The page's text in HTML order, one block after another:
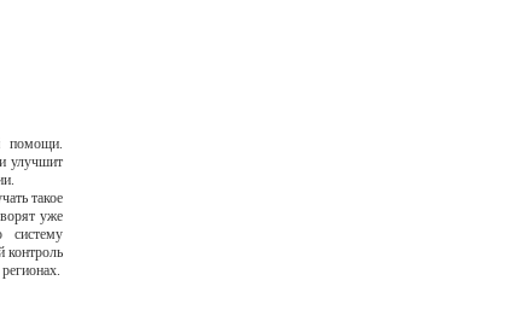
помощи.
улучшит
такое
уже
систему
контроль